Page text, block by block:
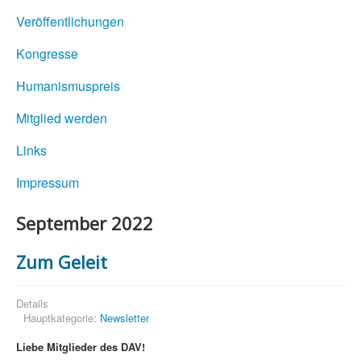
Veröffentlichungen
Kongresse
Humanismuspreis
Mitglied werden
Links
Impressum
September 2022
Zum Geleit
Details
Hauptkategorie: Newsletter
Liebe Mitglieder des DAV!